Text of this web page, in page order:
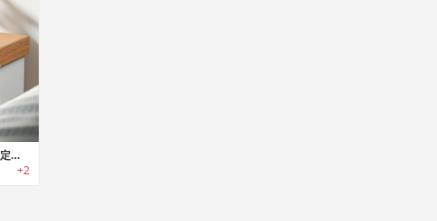
Cordpal｜ケーブルを美しく固定し空間に自然と溶け込むミニマルケーブルホルダー
+2